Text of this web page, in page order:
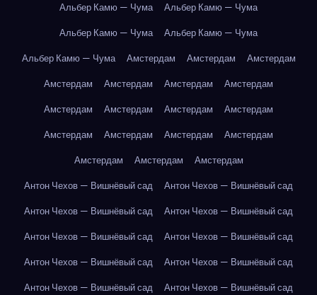
Альбер Камю — Чума
Альбер Камю — Чума
Альбер Камю — Чума
Альбер Камю — Чума
Альбер Камю — Чума
Амстердам Амстердам
Амстердам
Амстердам
Амстердам Амстердам
Амстердам
Амстердам
Амстердам Амстердам
Амстердам
Амстердам
Амстердам Амстердам
Амстердам
Амстердам
Амстердам
Амстердам
Антон Чехов — Вишнёвый сад
Антон Чехов — Вишнёвый сад
Антон Чехов — Вишнёвый сад
Антон Чехов — Вишнёвый сад
Антон Чехов — Вишнёвый сад
Антон Чехов — Вишнёвый сад
Антон Чехов — Вишнёвый сад
Антон Чехов — Вишнёвый сад
Антон Чехов — Вишнёвый сад
Антон Чехов — Вишнёвый сад